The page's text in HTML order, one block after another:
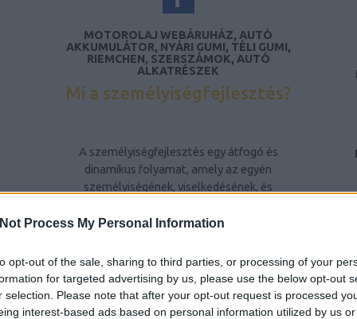
Process My Personal Information
opt-out of the sale, sharing to third parties, or processing of your
for targeted advertising by us, please use the below opt-out
selection. Please note that after your opt-out request is processed
interest-based ads based on personal information utilized by us
MOTOROLAJ WEBÁRUHÁZ, AUTÓ
AKKUMULÁTOR, NYÁRI GUMI, TÉLI GUMI,
RIEMCHEN, SZERSZÁMOK, AUTÓ
ALKATRÉSZEK
Mi a személyiségfejlesztés?
A személyiségfejlesztés egy átfogó és
dinamikus folyamat, amely az egyén
személyiségének, viselkedésének, és
irányul. Ez a folyamat nem csupán az egyén
hanem a környezetével való interakciójának
javítását is. A személyiségfejlesztés célja,
hogy az egyén képessé váljon arra, hogy
pozitív módon befolyásolja saját életét, és